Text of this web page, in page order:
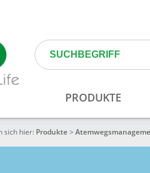
sich hier: Produkte>